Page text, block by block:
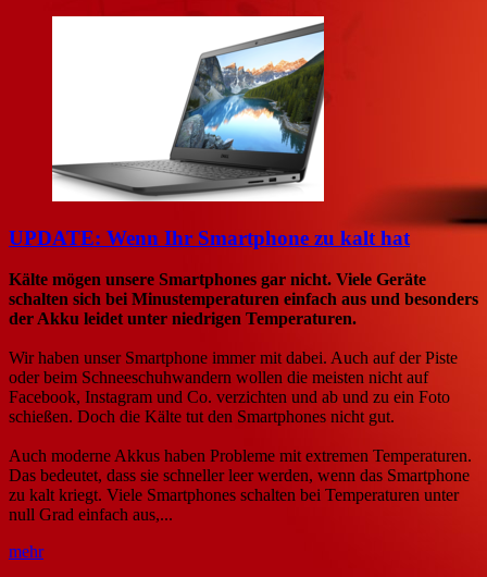
UPDATE: Wenn Ihr Smartphone zu kalt hat
Kälte mögen unsere Smartphones gar nicht. Viele Geräte
schalten sich bei Minustemperaturen einfach aus und besonders
der Akku leidet unter niedrigen Temperaturen.
Wir haben unser Smartphone immer mit dabei. Auch auf der Piste
oder beim Schneeschuhwandern wollen die meisten nicht auf
Facebook, Instagram und Co. verzichten und ab und zu ein Foto
schießen. Doch die Kälte tut den Smartphones nicht gut.
Auch moderne Akkus haben Probleme mit extremen Temperaturen.
Das bedeutet, dass sie schneller leer werden, wenn das Smartphone
zu kalt kriegt. Viele Smartphones schalten bei Temperaturen unter
null Grad einfach aus,...
mehr